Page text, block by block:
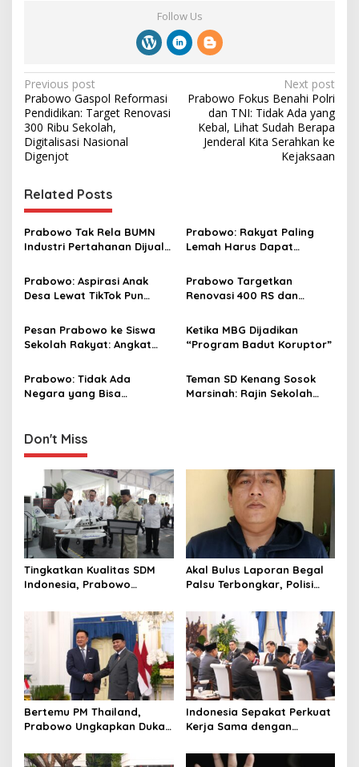
Follow Us
P
o
s
t
a
v
i
a
i
n
Previous post
Prabowo Gaspol Reformasi
Pendidikan: Target Renovasi
300 Ribu Sekolah,
Digitalisasi Nasional
Digenjot
Next post
Prabowo Fokus Benahi Polri
dan TNI: Tidak Ada yang
Kebal, Lihat Sudah Berapa
Jenderal Kita Serahkan ke
Kejaksaan
Related Posts
Prabowo Tak Rela BUMN
Industri Pertahanan Dijual
Prabowo: Rakyat Paling
Lemah Harus Dapat
Boleh Disalahgunakan
Prabowo: Aspirasi Anak
Desa Lewat TikTok Pun
Prabowo Targetkan
Renovasi 400 RS dan
Puskesmas dalam 3 Tahun
Pesan Prabowo ke Siswa
Sekolah Rakyat: Angkat
Ketika MBG Dijadikan
“Program Badut Koruptor”
Prabowo: Tidak Ada
Negara yang Bisa
Berkesinambungan
Teman SD Kenang Sosok
Marsinah: Rajin Sekolah
Don't Miss
Tingkatkan Kualitas SDM
Indonesia, Prabowo
hingga Undang Universitas
Terbaik Dunia
Akal Bulus Laporan Begal
Palsu Terbongkar, Polisi
Perusahaan untuk Crypto
Bertemu PM Thailand,
Prabowo Ungkapkan Duka
Selamat Ulang Tahun ke
Indonesia Sepakat Perkuat
Kerja Sama dengan
hingga Ekonomi Digital